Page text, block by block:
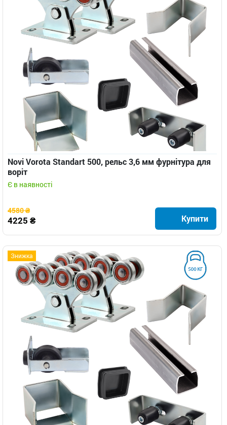
Novi Vorota Standart 500, рельс 3,6 мм фурнітура для
воріт
Є в наявності
4580 ₴
4225 ₴ Купити
Знижка